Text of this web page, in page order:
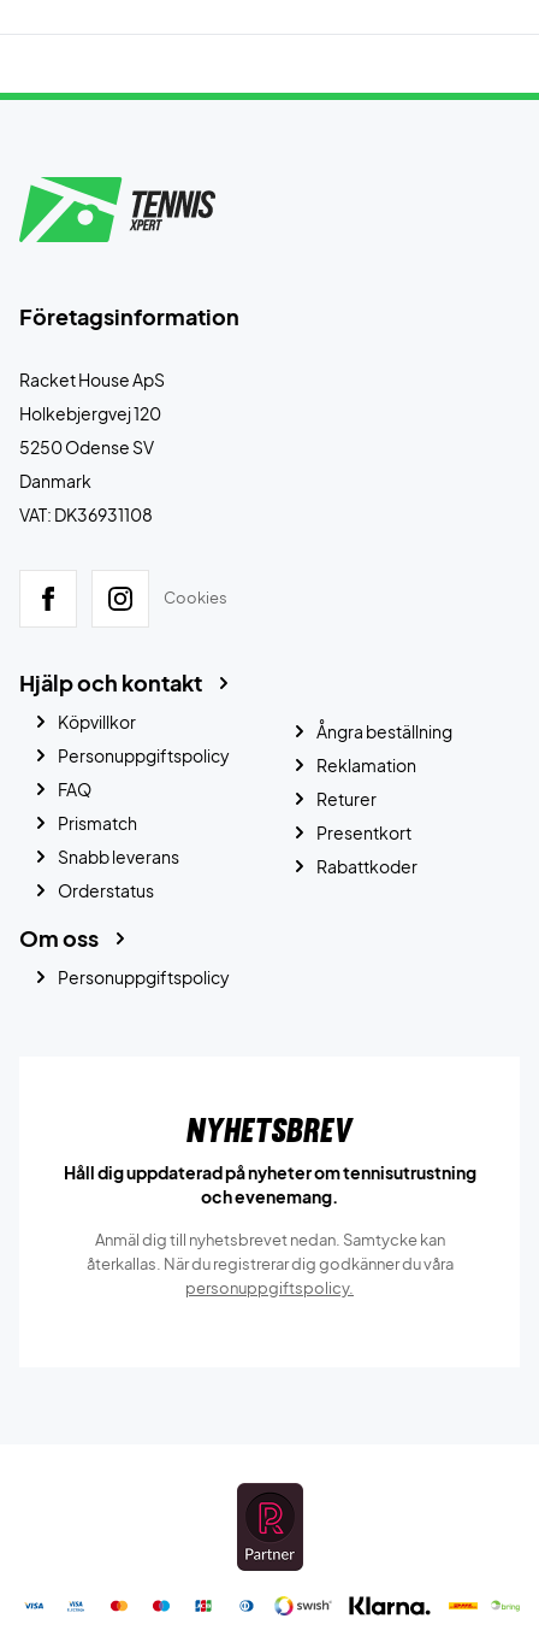
Företagsinformation
Racket House ApS
Holkebjergvej 120
5250 Odense SV
Danmark
VAT: DK36931108
Cookies
Hjälp och kontakt
Köpvillkor
Personuppgiftspolicy
FAQ
Prismatch
Snabb leverans
Orderstatus
Ångra beställning
Reklamation
Returer
Presentkort
Rabattkoder
Om oss
Personuppgiftspolicy
Nyhetsbrev
Håll dig uppdaterad på nyheter om tennisutrustning
och evenemang.
Anmäl dig till nyhetsbrevet nedan. Samtycke kan
återkallas. När du registrerar dig godkänner du våra
personuppgiftspolicy.